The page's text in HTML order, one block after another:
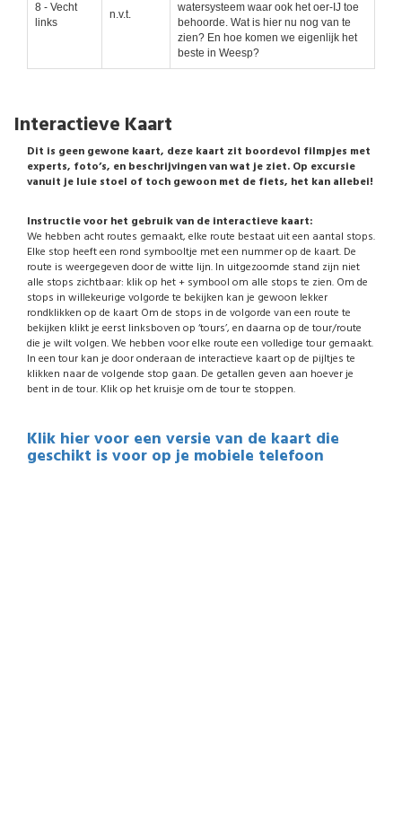
8 - Vecht
links
n.v.t.
watersysteem waar ook het oer-IJ toe
behoorde. Wat is hier nu nog van te
zien? En hoe komen we eigenlijk het
beste in Weesp?
Interactieve Kaart
Dit is geen gewone kaart, deze kaart zit boordevol filmpjes met
experts, foto’s, en beschrijvingen van wat je ziet. Op excursie
vanuit je luie stoel of toch gewoon met de fiets, het kan allebei!
Instructie voor het gebruik van de interactieve kaart:
We hebben acht routes gemaakt, elke route bestaat uit een aantal stops.
Elke stop heeft een rond symbooltje met een nummer op de kaart. De
route is weergegeven door de witte lijn. In uitgezoomde stand zijn niet
alle stops zichtbaar: klik op het + symbool om alle stops te zien. Om de
stops in willekeurige volgorde te bekijken kan je gewoon lekker
rondklikken op de kaart Om de stops in de volgorde van een route te
bekijken klikt je eerst linksboven op ‘tours’, en daarna op de tour/route
die je wilt volgen. We hebben voor elke route een volledige tour gemaakt.
In een tour kan je door onderaan de interactieve kaart op de pijltjes te
klikken naar de volgende stop gaan. De getallen geven aan hoever je
bent in de tour. Klik op het kruisje om de tour te stoppen.
Klik hier voor een versie van de kaart die
geschikt is voor op je mobiele telefoon